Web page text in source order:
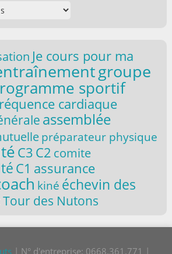
Je cours pour ma
groupe
sportif
cardiaque
assemblée
préparateur physique
C3 C2 comite
C1 assurance
kiné échevin des
Tour des Nutons
| N° d'entreprise: 0668.361.771 |